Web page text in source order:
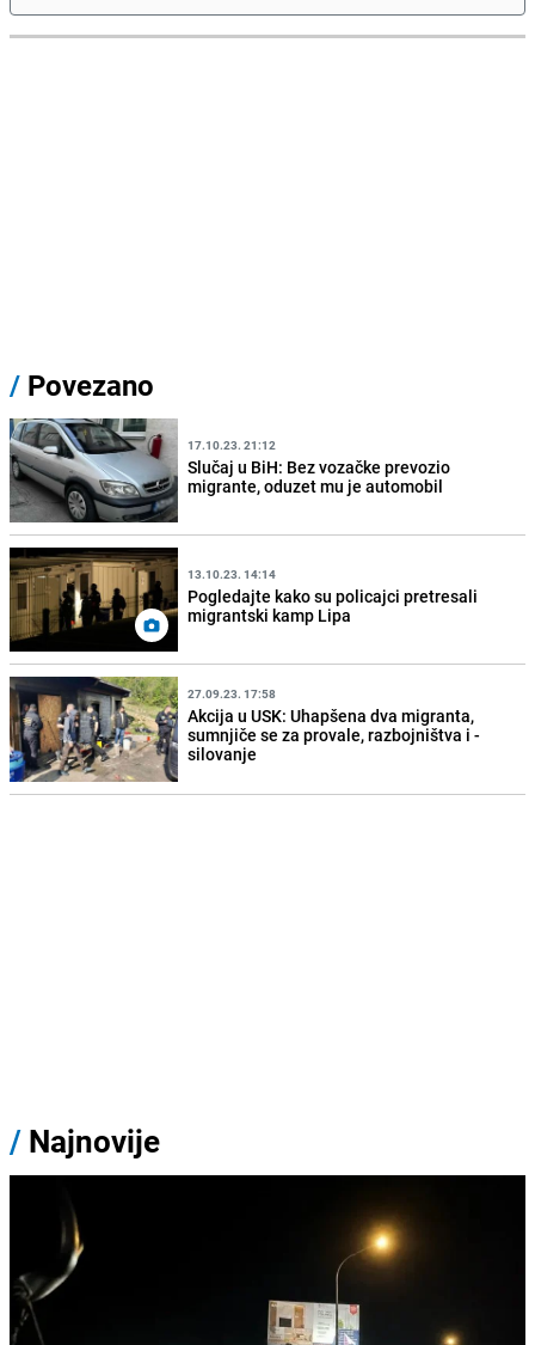
/ Povezano
17.10.23. 21:12
Slučaj u BiH: Bez vozačke prevozio
migrante, oduzet mu je automobil
13.10.23. 14:14
Pogledajte kako su policajci pretresali
migrantski kamp Lipa
27.09.23. 17:58
Akcija u USK: Uhapšena dva migranta,
sumnjiče se za provale, razbojništva i -
silovanje
/ Najnovije